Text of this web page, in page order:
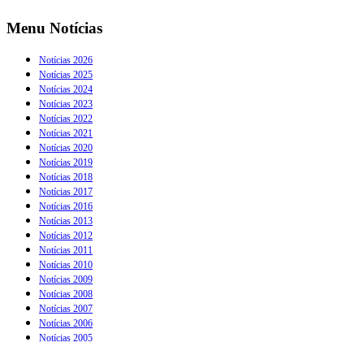
Menu Notícias
Notícias 2026
Notícias 2025
Notícias 2024
Notícias 2023
Notícias 2022
Notícias 2021
Notícias 2020
Notícias 2019
Notícias 2018
Notícias 2017
Notícias 2016
Notícias 2013
Notícias 2012
Notícias 2011
Notícias 2010
Notícias 2009
Notícias 2008
Notícias 2007
Notícias 2006
Notícias 2005